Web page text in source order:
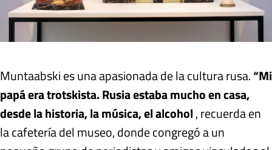
Muntaabski es una apasionada de la cultura rusa.“Mi
papá era trotskista. Rusia estaba mucho en casa,
desde la historia, la música, el alcohol, recuerda en
la cafetería del museo, donde congregó a un